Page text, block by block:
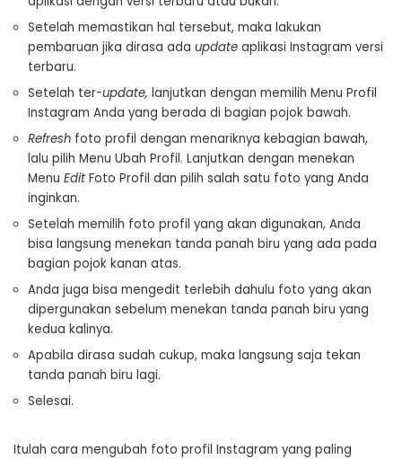
Setelah memastikan hal tersebut, maka lakukan
pembaruan jika dirasa ada update aplikasi Instagram versi
terbaru.
Setelah ter-update, lanjutkan dengan memilih Menu Profil
Instagram Anda yang berada di bagian pojok bawah.
Refresh foto profil dengan menariknya kebagian bawah,
lalu pilih Menu Ubah Profil. Lanjutkan dengan menekan
Menu Edit Foto Profil dan pilih salah satu foto yang Anda
inginkan.
Setelah memilih foto profil yang akan digunakan, Anda
bisa langsung menekan tanda panah biru yang ada pada
bagian pojok kanan atas.
Anda juga bisa mengedit terlebih dahulu foto yang akan
dipergunakan sebelum menekan tanda panah biru yang
kedua kalinya.
Apabila dirasa sudah cukup, maka langsung saja tekan
tanda panah biru lagi.
Selesai.
Itulah cara mengubah foto profil Instagram yang paling